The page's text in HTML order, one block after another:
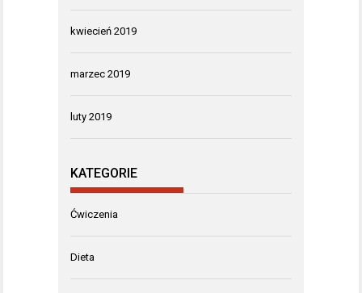
kwiecień 2019
marzec 2019
luty 2019
KATEGORIE
Ćwiczenia
Dieta